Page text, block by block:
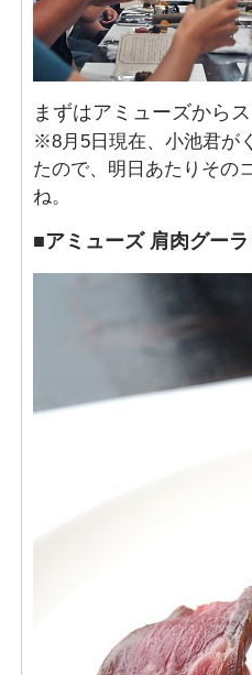
まずはアミューズから
※8月5日現在、小池君が
たので、明日あたりその
ね。
■アミューズ 肩肉グー